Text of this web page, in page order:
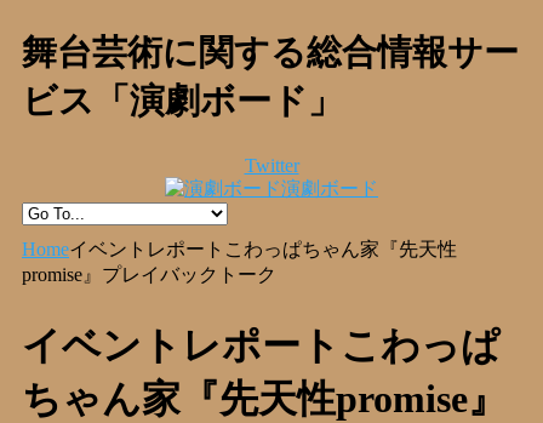
舞台芸術に関する総合情報サー
ビス「演劇ボード」
Twitter
演劇ボード
Homeイベントレポートこわっぱちゃん家『先天性
promise』プレイバックトーク
イベントレポートこわっぱ
ちゃん家『先天性promise』